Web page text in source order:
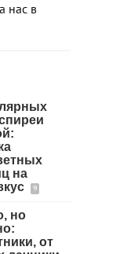
нас в
на
9
но
от